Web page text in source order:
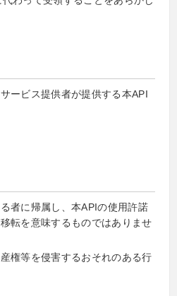
ービス提供者が提供する本API
者に帰属し、本APIの使用許諾
転を意味するものではありませ
権等を侵害するおそれのある行